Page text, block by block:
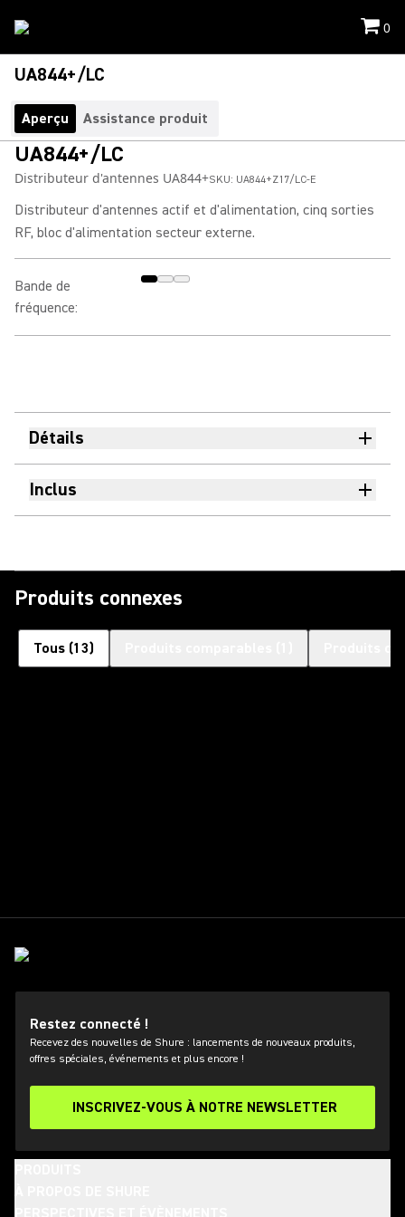
0
UA844+/LC
Aperçu Assistance produit
UA844+/LC
Distributeur d'antennes UA844+SKU: UA844+Z17/LC-E
Distributeur d'antennes actif et d'alimentation, cinq sorties
RF, bloc d'alimentation secteur externe.
Bande de
fréquence:
Détails
Inclus
Produits connexes
Tous (13)
Restez connecté !
Recevez des nouvelles de Shure : lancements de nouveaux produits,
offres spéciales, événements et plus encore !
INSCRIVEZ-VOUS À NOTRE NEWSLETTER